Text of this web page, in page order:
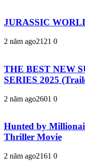
JURASSIC
2 năm ago2121 0
THE BEST NEW
SERIES 2025
2 năm ago2601 0
Hunted by
Thriller Movie
2 năm ago2161 0